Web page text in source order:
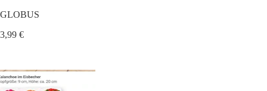
GLOBUS
3,99 €